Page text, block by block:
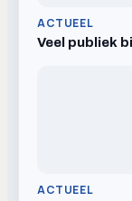
ACTUEEL
Veel publiek
ACTUEEL